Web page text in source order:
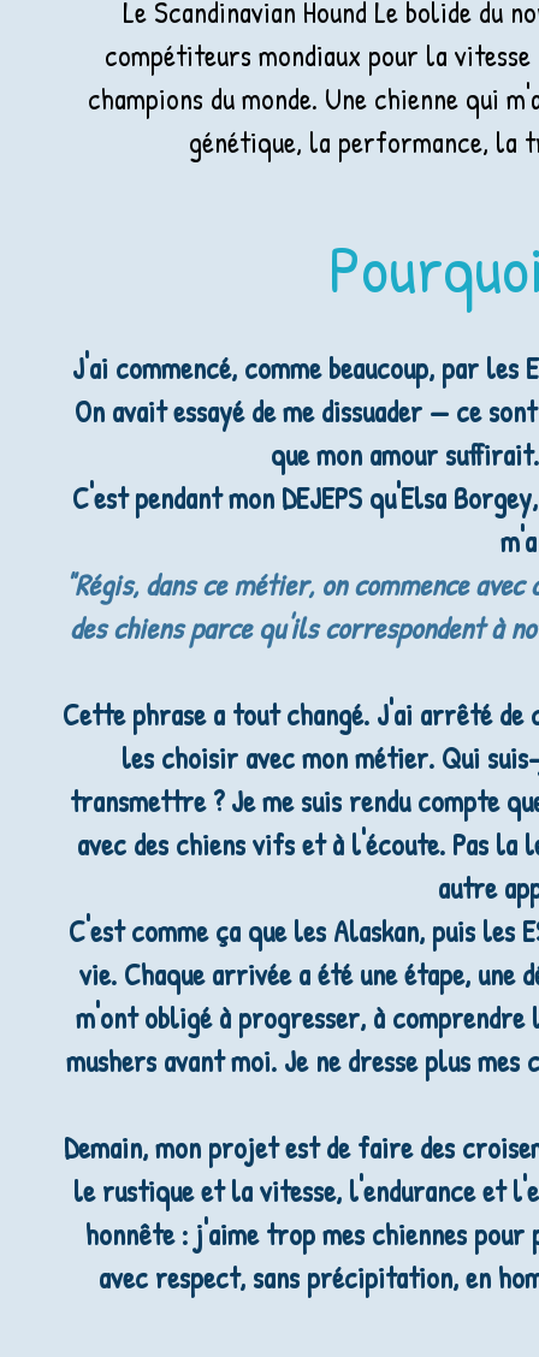
Le Scandinavian Hound Le bolide du
compétiteurs mondiaux pour la
champions du monde. Une chienne qui
génétique, la performance, la
J'ai commencé, comme beaucoup, par les
On avait essayé de me dissuader — ce
que mon amour
C'est pendant mon DEJEPS qu'Elsa
"Régis, dans ce métier, on commence
des chiens parce qu'ils correspondent à
Cette phrase a tout changé. J'ai arrêté de
les choisir avec mon métier. Qui
transmettre ? Je me suis rendu compte
avec des chiens vifs et à l'écoute. Pas
autre
C'est comme ça que les Alaskan, puis les
vie. Chaque arrivée a été une étape, une
m'ont obligé à progresser, à
mushers avant moi. Je ne dresse plus
Demain, mon projet est de faire des
le rustique et la vitesse, l'endurance et
honnête : j'aime trop mes chiennes
avec respect, sans précipitation, en